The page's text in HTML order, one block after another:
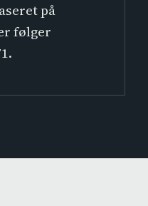
på
følger